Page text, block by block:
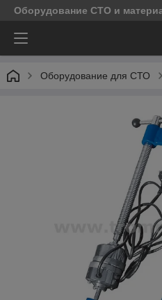
Оборудование СТО и
Оборудование для СТО